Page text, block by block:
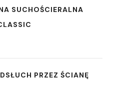
SUCHOŚCIERALNA
PRZEZ ŚCIANĘ